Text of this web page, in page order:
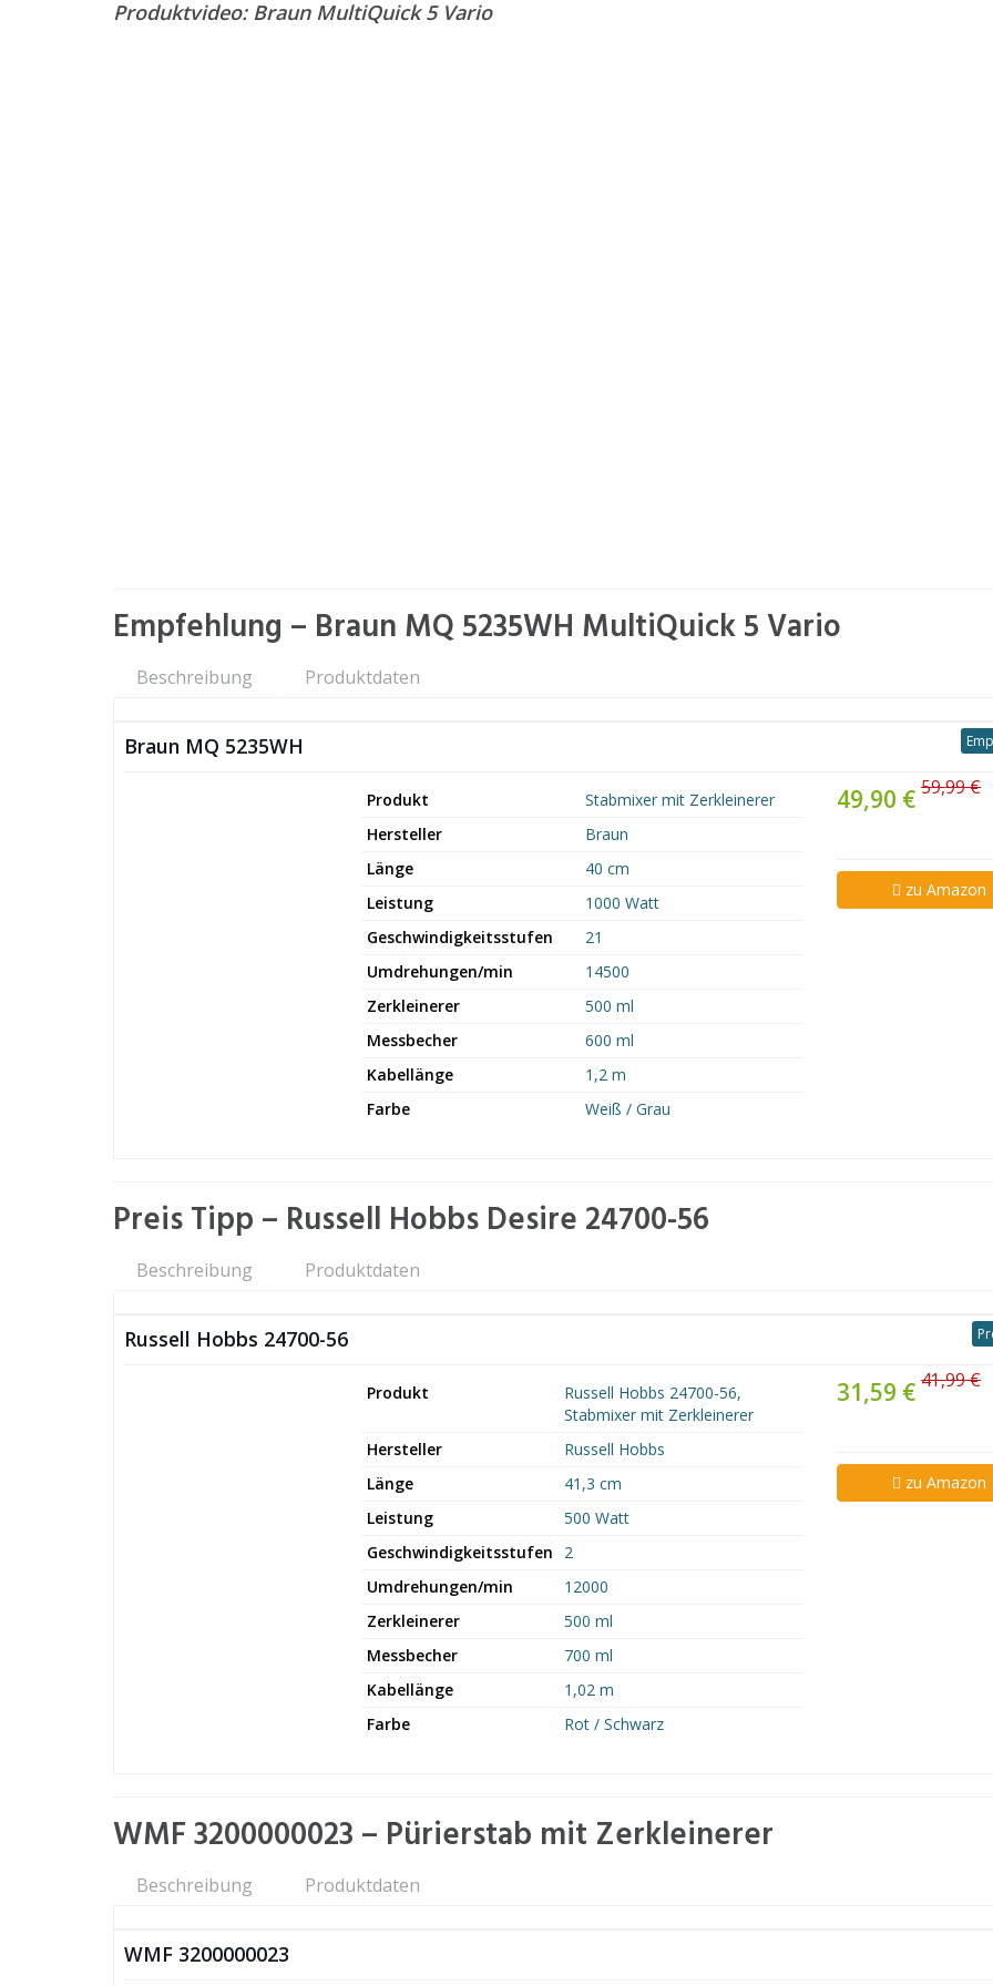
Produktvideo: Braun MultiQuick 5 Vario
Empfehlung – Braun MQ 5235WH MultiQuick 5 Vario
Beschreibung Produktdaten
Braun MQ 5235WH
49,90 €59,99 €
zu Amazon
Produkt
Stabmixer mit Zerkleinerer
Hersteller
Braun
Länge
40 cm
Leistung
1000 Watt
Geschwindigkeitsstufen
21
Umdrehungen/min
14500
Zerkleinerer
500 ml
Messbecher
600 ml
Kabellänge
1,2 m
Farbe
Weiß / Grau
Preis Tipp – ‎Russell Hobbs Desire ‎24700-56
Beschreibung Produktdaten
‎Russell Hobbs ‎24700-56
31,59 €41,99 €
zu Amazon
Produkt ‎Russell Hobbs ‎24700-56,
Stabmixer mit Zerkleinerer
Hersteller
‎Russell Hobbs
Länge
41,3 cm
Leistung
500 Watt
Geschwindigkeitsstufen
2
Umdrehungen/min
12000
Zerkleinerer
500 ml
Messbecher
700 ml
Kabellänge
1,02 m
Farbe
Rot / Schwarz
WMF 3200000023 – Pürierstab mit Zerkleinerer
Beschreibung Produktdaten
WMF 3200000023